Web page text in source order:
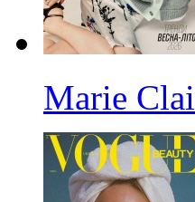
Marie